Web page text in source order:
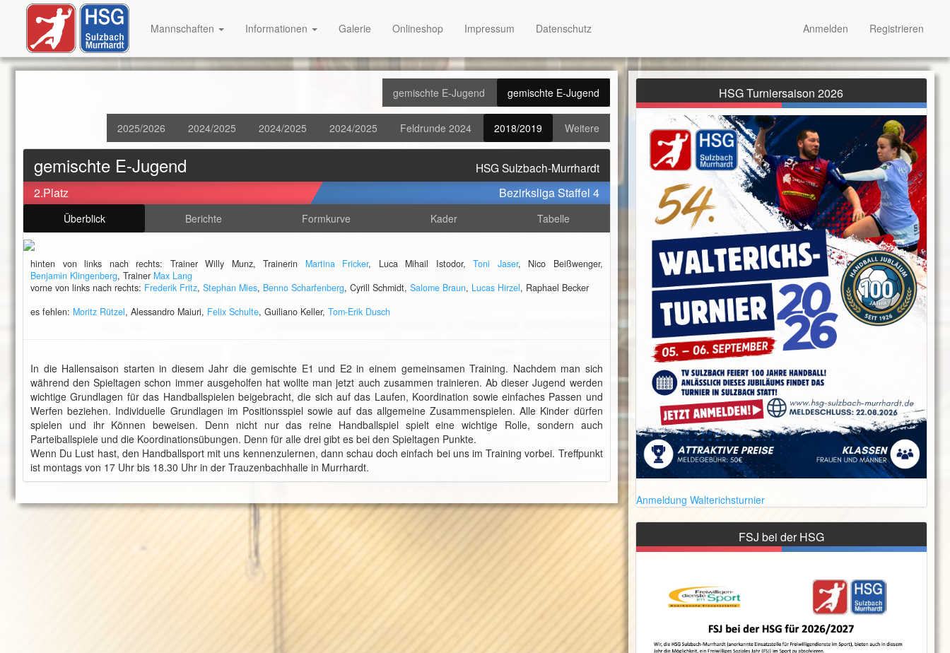
gemischte E-Jugend gemischte E-Jugend
2025/2026 2024/2025 2024/2025 2024/2025 Feldrunde 2024 2018/2019 Weitere
gemischte E-Jugend HSG Sulzbach-Murrhardt
2.Platz Bezirksliga Staffel 4
Überblick Berichte Formkurve Kader Tabelle
hinten von links nach rechts: Trainer Willy Munz, Trainerin Martina Fricker, Luca Mihail Istodor,Toni Jaser, Nico Beißwenger,
Benjamin Klingenberg, Trainer Max Lang
vorne von links nach rechts: Frederik Fritz, Stephan Mies, Benno Scharfenberg, Cyrill Schmidt, Salome Braun, Lucas Hirzel, Raphael Becker
es fehlen: Moritz Rützel, Alessandro Maiuri, Felix Schulte, Guiliano Keller, Tom-Erik Dusch
In die Hallensaison starten in diesem Jahr die gemischte E1 und E2 in einem gemeinsamen Training. Nachdem man sich
während den Spieltagen schon immer ausgeholfen hat wollte man jetzt auch zusammen trainieren. Ab dieser Jugend werden
wichtige Grundlagen für das Handballspielen beigebracht, die sich auf das Laufen, Koordination sowie einfaches Passen und
Werfen beziehen. Individuelle Grundlagen im Positionsspiel sowie auf das allgemeine Zusammenspielen. Alle Kinder dürfen
spielen und ihr Können beweisen. Denn nicht nur das reine Handballspiel spielt eine wichtige Rolle, sondern auch
Parteiballspiele und die Koordinationsübungen. Denn für alle drei gibt es bei den Spieltagen Punkte.
Wenn Du Lust hast, den Handballsport mit uns kennenzulernen, dann schau doch einfach bei uns im Training vorbei. Treffpunkt
ist montags von 17 Uhr bis 18.30 Uhr in der Trauzenbachhalle in Murrhardt.
HSG Turniersaison 2026
Anmeldung Walterichsturnier
FSJ bei der HSG
Mannschaften Informationen Galerie Onlineshop Impressum Datenschutz Anmelden Registrieren